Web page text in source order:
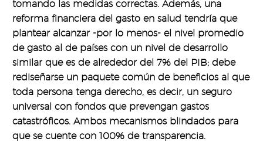
tomando las medidas correctas. Además, una
reforma financiera del gasto en salud tendría que
plantear alcanzar -por lo menos- el nivel promedio
de gasto al de países con un nivel de desarrollo
similar que es de alrededor del 7% del PIB; debe
rediseñarse un paquete común de beneficios al que
toda persona tenga derecho, es decir, un seguro
universal con fondos que prevengan gastos
catastróficos. Ambos mecanismos blindados para
que se cuente con 100% de transparencia.